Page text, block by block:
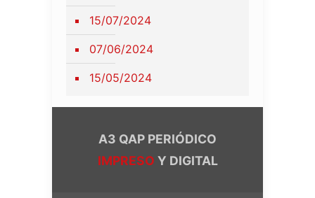
15/07/2024
07/06/2024
15/05/2024
A3 QAP PERIÓDICO
IMPRESO Y DIGITAL